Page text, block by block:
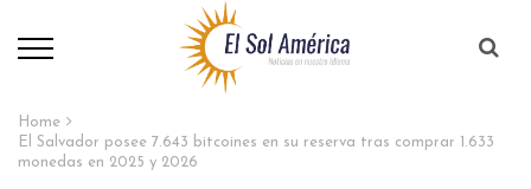
Home
El Salvador posee 7.643 bitcoines en su reserva tras comprar 1.633
monedas en 2025 y 2026